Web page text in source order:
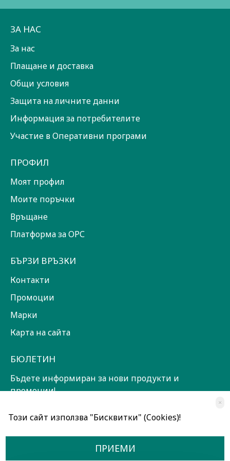
ЗА НАС
За нас
Плащане и доставка
Общи условия
Защита на личните данни
Информация за потребителите
Участие в Оперативни програми
ПРОФИЛ
Моят профил
Моите поръчки
Връщане
Платформа за ОРС
БЪРЗИ ВРЪЗКИ
Контакти
Промоции
Марки
Карта на сайта
БЮЛЕТИН
Бъдете информиран за нови продукти и
промоции!
Прочетох и съм съгласен сОбщи условия
×
Този сайт използва "Бисквитки" (Cookies)!
ПРИЕМИ